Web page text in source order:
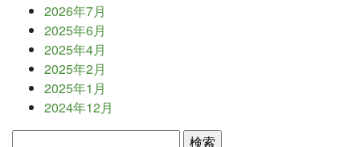
2026年7月
2025年6月
2025年4月
2025年2月
2025年1月
2024年12月